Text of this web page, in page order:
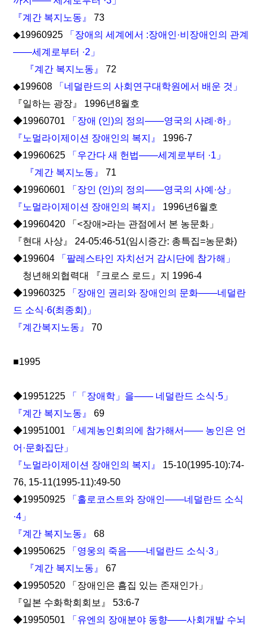
『계간 복지노동』73
◆19960925
「장애의 세계에서 :장애인·비장애인의 관계
――세계로부터 ·2」
『계간 복지노동』72
◆199608
「네덜란드의 사회연구대학원에서 배운 것」
『일하는 광장』 1996년8월호
◆19960701
「장애 (인)의 정의――영국의 사례·하」
『노멀라이제이션 장애인의 복지』 1996-7
◆19960625
「우간다 새 헌법――세계로부터 ·1」
『계간 복지노동』71
◆19960601
「장인 (인)의 정의――영국의 사예·상」
『노멀라이제이션 장애인의 복지』 1996년6월호
◆19960420 「<장애>라는 관점에서 본 농문화」
『현대 사상』 24-05:46-51(임시증간: 총특집=농문화)
◆199604
「팔레스타인 자치선거 감시단에 참가해」
청년해외협력대 『크로스 로드』지 1996-4
◆19960325
「장애인 권리와 장애인의 문화――네덜란
드 소식·6(최종회)」
『계간복지노동』70
■1995
◆19951225
「「장애학」을―― 네덜란드 소식·5」
『계간 복지노동』69
◆19951001
「세계농인회의에 참가해서―― 농인은 언
어·문화집단」
『노멀라이제이션 장애인의 복지』 15-10(1995-10):74-
76, 15-11(1995-11):49-50
◆19950925
「홀로코스트와 장애인――네덜란드 소식
·4」
『계간 복지노동』68
◆19950625
「영웅의 죽음――네덜란드 소식·3」
『계간 복지노동』67
◆19950520 「장애인은 흠집 있는 존재인가」
『일본 수화학회회보』 53:6-7
◆19950501
「유엔의 장애분야 동향――사회개발 수뇌